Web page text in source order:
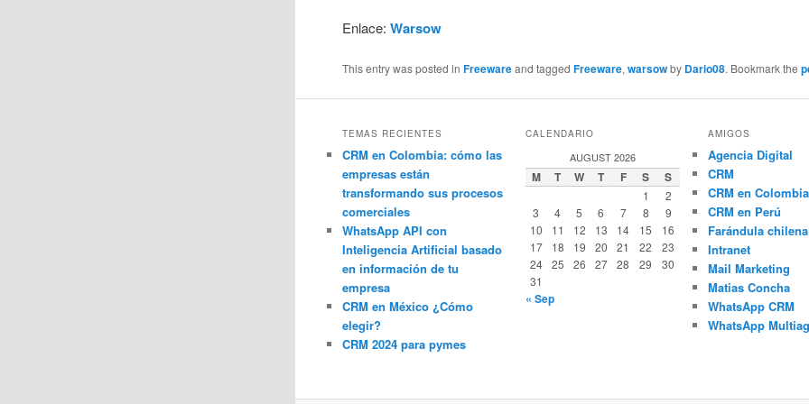
Enlace:Warsow
This entry was posted inFreewareand taggedFreeware,warsowby Dario08. Bookmark the
TEMAS RECIENTES
CRM en Colombia: cómo las
empresas están
transformando sus procesos
comerciales
WhatsApp API con
Inteligencia Artificial basado
en información de tu
empresa
CRM en México ¿Cómo
elegir?
CRM 2024 para pymes
CALENDARIO
AUGUST 2026
M T W T F S S
1
2
3
4 5 6 7 8
9
10
11 12 13 14 15
16
17
18 19 20 21 22
23
24
25 26 27 28 29
30
31
« Sep
AMIGOS
Agencia Digital
CRM
CRM en Colombia
CRM en Perú
Farándula chilena
Intranet
Mail Marketing
Matias Concha
WhatsApp CRM
WhatsApp